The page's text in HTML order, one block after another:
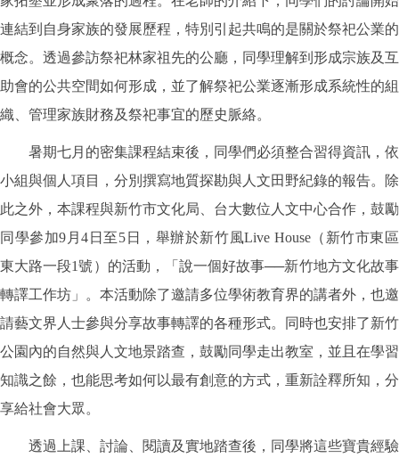
連結到自身家族的發展歷程，特別引起共鳴的是關於祭祀公業的
概念。透過參訪祭祀林家祖先的公廳，同學理解到形成宗族及互
助會的公共空間如何形成，並了解祭祀公業逐漸形成系統性的組
織、管理家族財務及祭祀事宜的歷史脈絡。
暑期七月的密集課程結束後，同學們必須整合習得資訊，依
小組與個人項目，分別撰寫地質探勘與人文田野紀錄的報告。除
此之外，本課程與新竹市文化局、台大數位人文中心合作，鼓勵
同學參加9月4日至5日，舉辦於新竹風Live House（新竹市東區
東大路一段1號）的活動，「說一個好故事──新竹地方文化故事
轉譯工作坊」。本活動除了邀請多位學術教育界的講者外，也邀
請藝文界人士參與分享故事轉譯的各種形式。同時也安排了新竹
公園內的自然與人文地景踏查，鼓勵同學走出教室，並且在學習
知識之餘，也能思考如何以最有創意的方式，重新詮釋所知，分
享給社會大眾。
透過上課、討論、閱讀及實地踏查後，同學將這些寶貴經驗